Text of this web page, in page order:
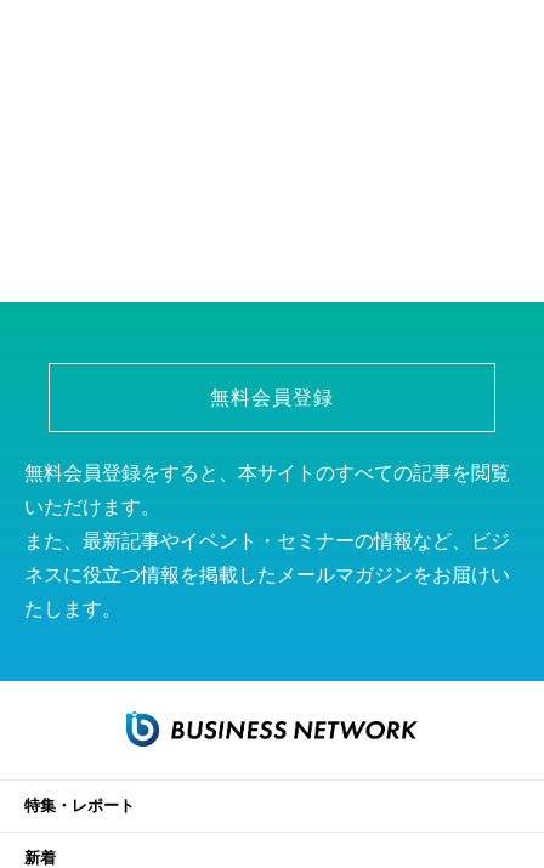
無料会員登録
無料会員登録をすると、本サイトのすべての記事を閲覧
いただけます。
また、最新記事やイベント・セミナーの情報など、ビジ
ネスに役立つ情報を掲載したメールマガジンをお届けい
たします。
特集・レポート
新着